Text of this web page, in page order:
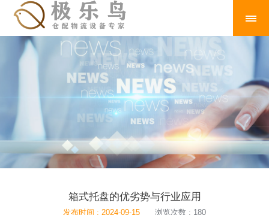
箱式托盘的优劣势与行业应用
发布时间 : 2024-09-15 浏览次数 : 180